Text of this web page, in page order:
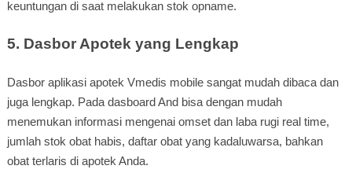
keuntungan di saat melakukan stok opname.
5. Dasbor Apotek yang Lengkap
Dasbor aplikasi apotek Vmedis mobile sangat mudah dibaca dan
juga lengkap. Pada dasboard And bisa dengan mudah
menemukan informasi mengenai omset dan laba rugi real time,
jumlah stok obat habis, daftar obat yang kadaluwarsa, bahkan
obat terlaris di apotek Anda.